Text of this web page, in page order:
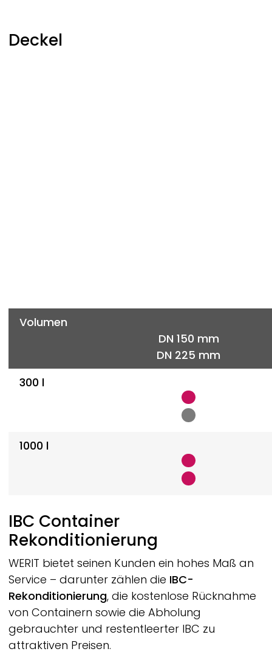
Deckel
Volumen
DN 150 mm
DN 225 mm
300 l
1000 l
IBC Container
Rekonditionierung
WERIT bietet seinen Kunden ein hohes Maß an
Service – darunter zählen die IBC-
Rekonditionierung, die kostenlose Rücknahme
von Containern sowie die Abholung
gebrauchter und restentleerter IBC zu
attraktiven Preisen.